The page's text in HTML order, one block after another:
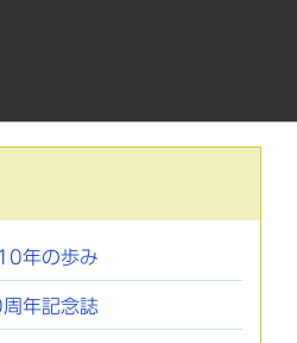
年の歩み
年記念誌